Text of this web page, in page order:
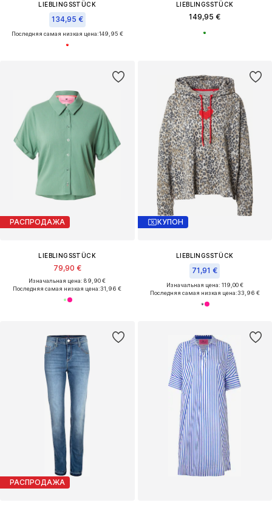
LIEBLINGSSTÜCK
134,95 €
Последняя самая низкая цена:149,95 €
LIEBLINGSSTÜCK
149,95 €
РАСПРОДАЖА
LIEBLINGSSTÜCK
79,90 €
Изначальная цена: 89,90 €
Последняя самая низкая цена:31,96 €
КУПОН
LIEBLINGSSTÜCK
71,91 €
Изначальная цена: 119,00 €
Последняя самая низкая цена:33,96 €
РАСПРОДАЖА